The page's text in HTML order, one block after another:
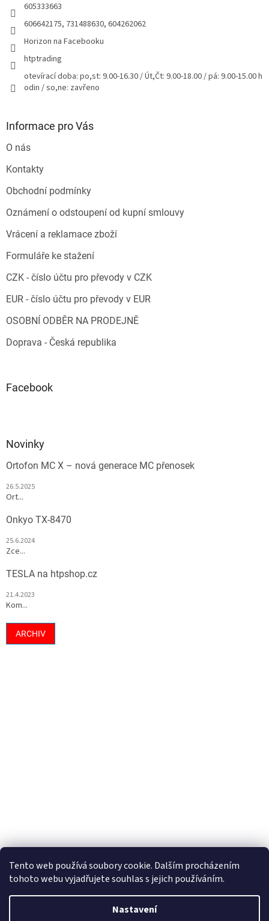
Tento web používá soubory cookie. Dalším procházením
tohoto webu vyjadřujete souhlas s jejich používáním.
Nastavení
605333663
606642175, 731488630, 604262062
Horizon na Facebooku
htptrading
otevírací doba: po,st: 9.00-16.30 / Út,Čt: 9.00-18.00 / pá: 9.00-15.00 h
odin / so,ne: zavřeno
Informace pro Vás
O nás
Kontakty
Obchodní podmínky
Oznámení o odstoupení od kupní smlouvy
Vrácení a reklamace zboží
Formuláře ke stažení
CZK - číslo účtu pro převody v CZK
EUR - číslo účtu pro převody v EUR
OSOBNÍ ODBĚR NA PRODEJNĚ
Doprava - Česká republika
Facebook
Novinky
Ortofon MC X – nová generace MC přenosek
26.5.2025
Ort...
Onkyo TX-8470
25.6.2024
Zce...
TESLA na htpshop.cz
21.4.2023
Kom...
ARCHIV